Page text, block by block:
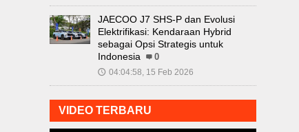
JAECOO J7 SHS-P dan Evolusi
Elektrifikasi: Kendaraan Hybrid
sebagai Opsi Strategis untuk
Indonesia
0
🕔 04:04:58, 15 Feb 2026
VIDEO TERBARU